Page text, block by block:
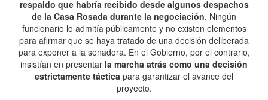
respaldo que habría recibido desde algunos despachos
de la Casa Rosada durante la negociación. Ningún
funcionario lo admitía públicamente y no existen elementos
para afirmar que se haya tratado de una decisión deliberada
para exponer a la senadora. En el Gobierno, por el contrario,
insistían en presentar la marcha atrás como una decisión
estrictamente táctica para garantizar el avance del
proyecto.